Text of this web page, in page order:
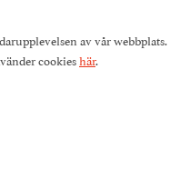
av vår webbplats.
cookieshär.